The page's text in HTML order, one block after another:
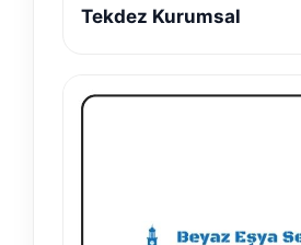
Tekdez Kurumsal